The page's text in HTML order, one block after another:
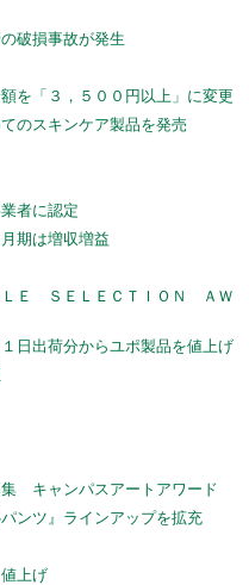
破損事故が発生
を「３，５００円以上」に変更
のスキンケア製品を発売
者に認定
期は増収増益
ＬＥ ＳＥＬＥＣＴＩＯＮ ＡＷ
日出荷分からユポ製品を値上げ
集 キャンパスアートアワード
ンツ』ラインアップを拡充
上げ